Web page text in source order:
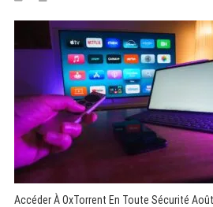
Accéder À OxTorrent En Toute Sécurité